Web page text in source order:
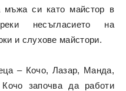
си като майстор в
несъгласието на
и слухове майстори.
– Кочо, Лазар, Манда,
започва да работи